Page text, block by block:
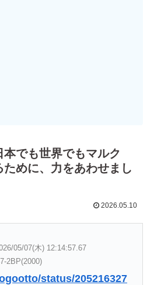
でも世界でもマルク
めに、力をあわせまし
2026.05.10
05/07(木) 12:14:57.67
2BP(2000)
status/205216327